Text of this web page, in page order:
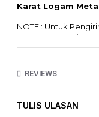
Karat Logam
NOTE : Untuk
Sicepat Kargo / JNE
Tidak bisa
WEICON Zinc Spray
REVIEWS
TULIS ULASAN